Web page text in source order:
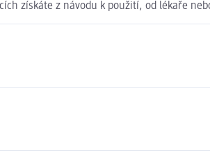
získáte z návodu k použití, od lékaře